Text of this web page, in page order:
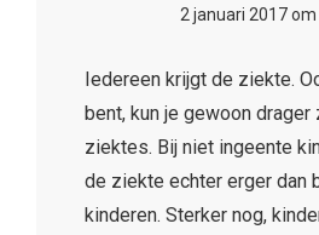
2 januari 2017 om
Iedereen krijgt de ziekte.
bent, kun je gewoon drager
ziektes. Bij niet ingeente
de ziekte echter erger dan
kinderen. Sterker nog,